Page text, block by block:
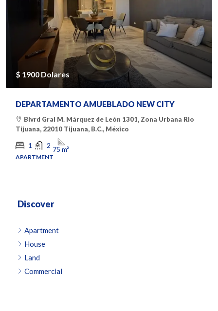
$ 1900 Dolares
DEPARTAMENTO AMUEBLADO NEW CITY
Blvrd Gral M. Márquez de León 1301, Zona Urbana Rio
Tijuana, 22010 Tijuana, B.C., México
1 2 75 m²
APARTMENT
Discover
Apartment
House
Land
Commercial